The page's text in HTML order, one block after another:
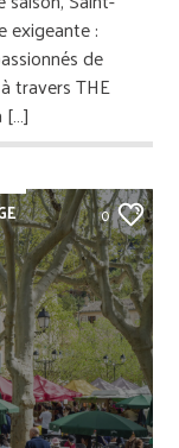
exigeante :
de
travers THE
[…]
0